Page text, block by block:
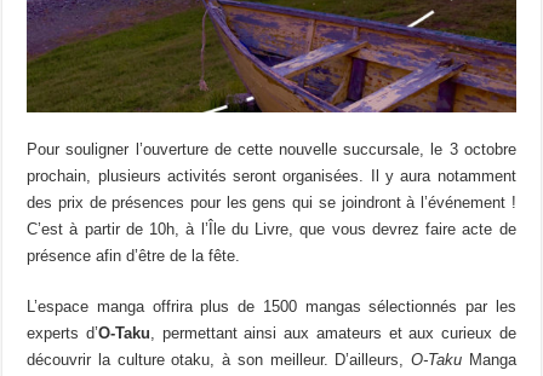
Pour souligner l’ouverture de cette nouvelle succursale, le 3 octobre
prochain, plusieurs activités seront organisées. Il y aura notamment
des prix de présences pour les gens qui se joindront à l’événement !
C’est à partir de 10h, à l’Île du Livre, que vous devrez faire acte de
présence afin d’être de la fête.
L’espace manga offrira plus de 1500 mangas sélectionnés par les
experts d’O-Taku, permettant ainsi aux amateurs et aux curieux de
découvrir la culture otaku, à son meilleur. D’ailleurs,O-Taku Manga